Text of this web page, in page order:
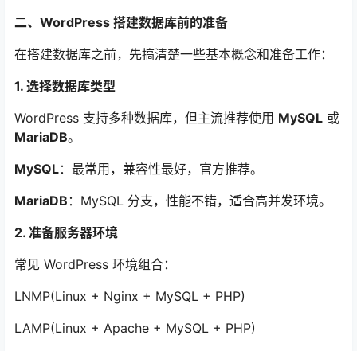
二、WordPress 搭建数据库前的准备
在搭建数据库之前，先搞清楚一些基本概念和准备工作：
1. 选择数据库类型
WordPress 支持多种数据库，但主流推荐使用 MySQL 或
MariaDB。
MySQL：最常用，兼容性最好，官方推荐。
MariaDB ：MySQL 分支，性能不错，适合高并发环境。
2. 准备服务器环境
常见 WordPress 环境组合：
LNMP(Linux + Nginx + MySQL + PHP)
LAMP(Linux + Apache + MySQL + PHP)